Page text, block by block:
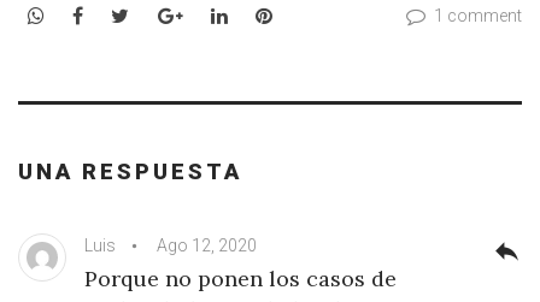
WhatsApp
Facebook
TwitterGoogle+LinkedInPinterest 1 comment
UNA RESPUESTA
Luis Ago 12, 2020
Porque no ponen los casos de
reply